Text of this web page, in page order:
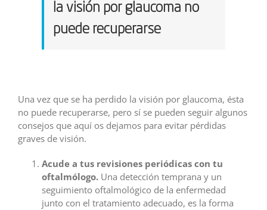
la visión por glaucoma no
puede recuperarse
Una vez que se ha perdido la visión por glaucoma, ésta
no puede recuperarse, pero sí se pueden seguir algunos
consejos que aquí os dejamos para evitar pérdidas
graves de visión.
Acude a tus revisiones periódicas con tu
oftalmólogo. Una detección temprana y un
seguimiento oftalmológico de la enfermedad
junto con el tratamiento adecuado, es la forma